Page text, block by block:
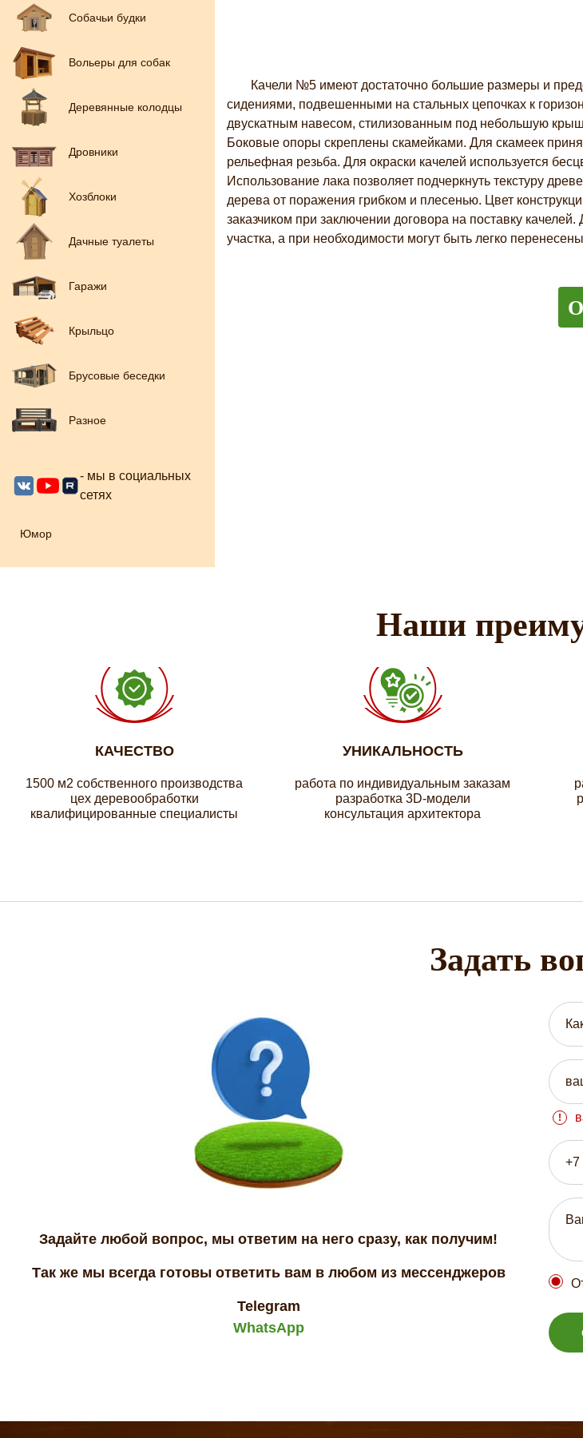
Собачьи будки
Вольеры для собак
Деревянные колодцы
Дровники
Хозблоки
Дачные туалеты
Гаражи
Крыльцо
Брусовые беседки
Разное
- мы в социальных
сетях
Юмор
Качели №5 имеют достаточно большие размеры и
сидениями, подвешенными на стальных цепочках к
двускатным навесом, стилизованным под небольшую
Боковые опоры скреплены скамейками. Для скамеек
рельефная резьба. Для окраски качелей используется
Использование лака позволяет подчеркнуть текстуру
дерева от поражения грибком и плесенью. Цвет
заказчиком при заключении договора на поставку
участка, а при необходимости могут быть легко
Наши
КАЧЕСТВО
1500 м2 собственного производства
цех деревообработки
квалифицированные специалисты
УНИКАЛЬНОСТЬ
работа по индивидуальным заказам
разработка 3D-модели
консультация архитектора
Задать
Задайте любой вопрос, мы ответим на него сразу, как получим!
Так же мы всегда готовы ответить вам в любом из мессенджеров
Telegram
WhatsApp